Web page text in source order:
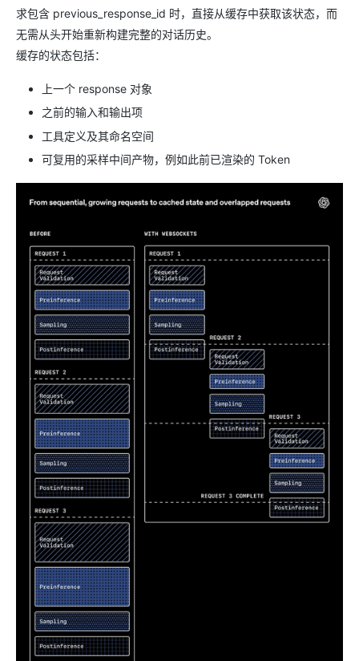
求包含 previous_response_id 时，直接从缓存中获取该状态，而
无需从头开始重新构建完整的对话历史。
缓存的状态包括：
上一个 response 对象
之前的输入和输出项
工具定义及其命名空间
可复用的采样中间产物，例如此前已渲染的 Token